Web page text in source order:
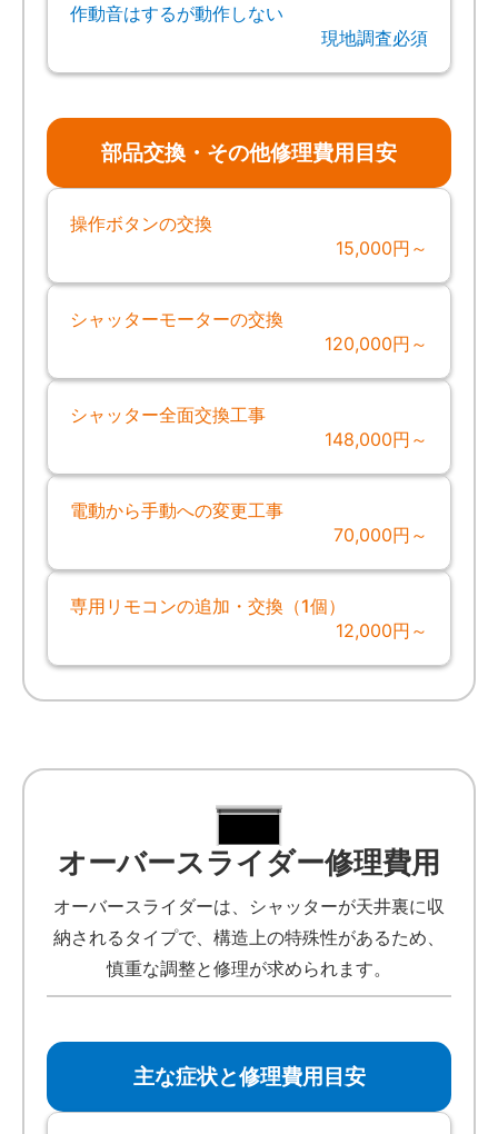
作動音はするが動作しない
現地調査必須
部品交換・その他修理費用目安
操作ボタンの交換
15,000円～
シャッターモーターの交換
120,000円～
シャッター全面交換工事
148,000円～
電動から手動への変更工事
70,000円～
専用リモコンの追加・交換（1個）
12,000円～
オーバースライダー修理費用
オーバースライダーは、シャッターが天井裏に収
納されるタイプで、構造上の特殊性があるため、
慎重な調整と修理が求められます。
主な症状と修理費用目安